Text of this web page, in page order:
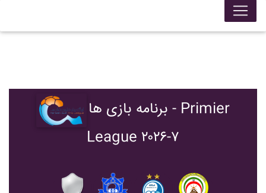
برنامه بازی ها - Primier
League ۲۰۲۶-۷